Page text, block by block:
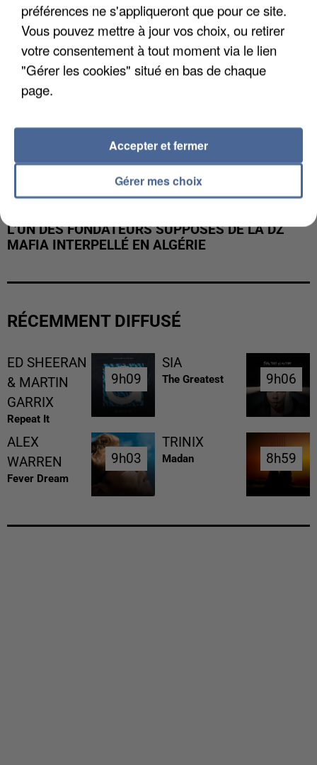
L’UN DES FONDATEURS SUPPOSÉS DE LA DZ
MAFIA INTERPELLÉ EN ALGÉRIE
RÉCEMMENT DIFFUSÉ
ED SHEERAN
& MARTIN
GARRIX
Repeat It
9h09
9h09
SIA
The Greatest 9h06
9h06
ALEX
WARREN
Fever Dream
9h03
9h03
TRINIX
Madan 8h59
8h59
préférences ne s'appliqueront que pour ce site.
Vous pouvez mettre à jour vos choix, ou retirer
votre consentement à tout moment via le lien
"Gérer les cookies" situé en bas de chaque
page.
Gérer mes choix
Accepter et fermer